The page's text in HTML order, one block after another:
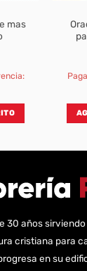
mas
30 años sirviendo
cristiana para
en su